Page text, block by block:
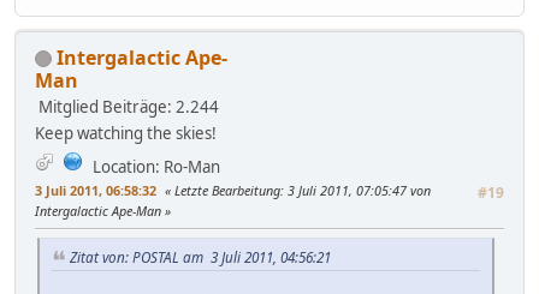
Intergalactic Ape-
Man
Mitglied Beiträge: 2.244
Keep watching the skies!
Location: Ro-Man
3 Juli 2011, 06:58:32 #19
Letzte Bearbeitung: 3 Juli 2011, 07:05:47 von
Intergalactic Ape-Man
Zitat von: POSTAL am 3 Juli 2011, 04:56:21